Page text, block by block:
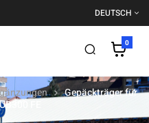
DEUTSCH
0
Gepäckträger für
FE